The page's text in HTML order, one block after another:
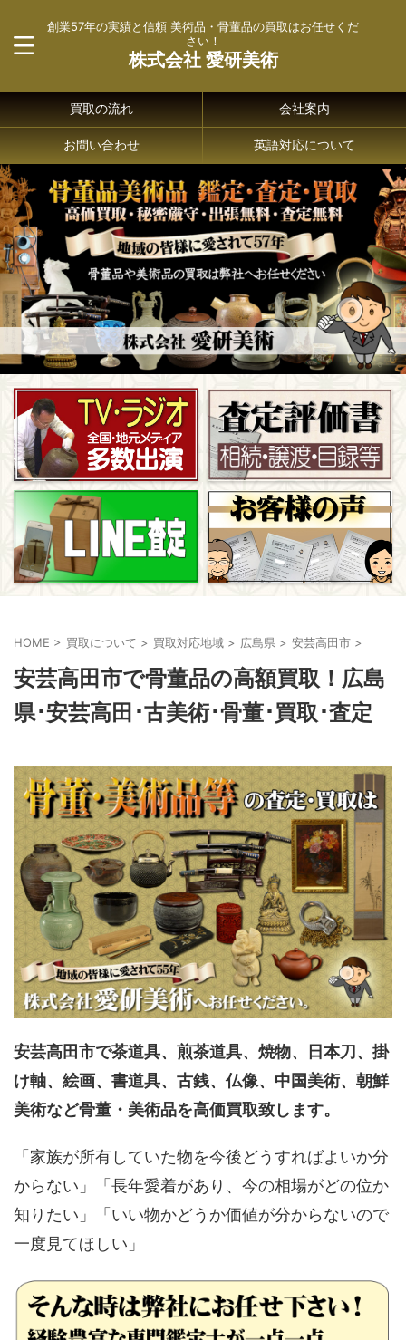
創業57年の実績と信頼 美術品・骨董品の買取はお任せくだ
さい！
株式会社 愛研美術
買取の流れ 会社案内
お問い合わせ 英語対応について
HOME > 買取について > 買取対応地域 > 広島県 > 安芸高田市 >
安芸高田市で骨董品の高額買取！広島
県･安芸高田･古美術･骨董･買取･査定
安芸高田市で茶道具、煎茶道具、焼物、日本刀、掛
け軸、絵画、書道具、古銭、仏像、中国美術、朝鮮
美術など骨董・美術品を高価買取致します。
「家族が所有していた物を今後どうすればよいか分
からない」「長年愛着があり、今の相場がどの位か
知りたい」「いい物かどうか価値が分からないので
一度見てほしい」